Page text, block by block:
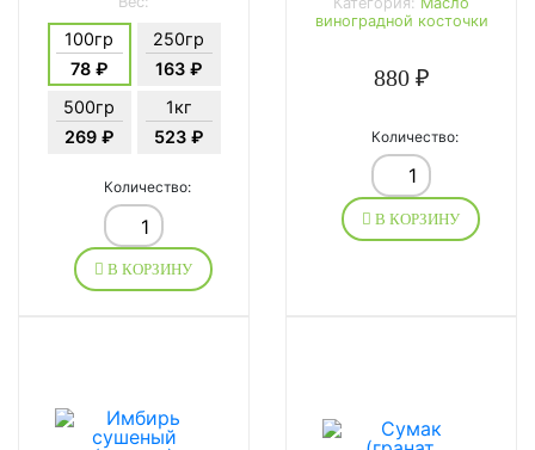
100гр
78 ₽
250гр
163 ₽
500гр
269 ₽
1кг
523 ₽
Количество:
В КОРЗИНУ
виноградной косточки
880 ₽
Количество:
В КОРЗИНУ